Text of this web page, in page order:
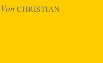
Von CHRISTIAN